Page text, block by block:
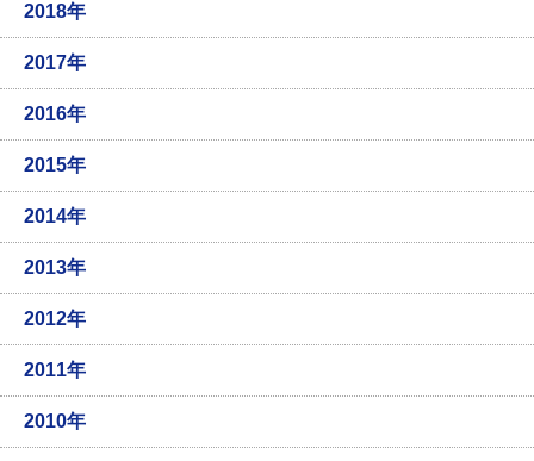
2018年
2017年
2016年
2015年
2014年
2013年
2012年
2011年
2010年